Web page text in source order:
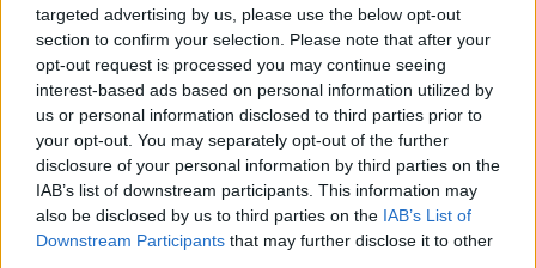
targeted advertising by us, please use the below opt-out
section to confirm your selection. Please note that after your
opt-out request is processed you may continue seeing
interest-based ads based on personal information utilized by
us or personal information disclosed to third parties prior to
your opt-out. You may separately opt-out of the further
disclosure of your personal information by third parties on the
IAB’s list of downstream participants. This information may
also be disclosed by us to third parties on the IAB’s List of
Downstream Participants that may further disclose it to other
Deputatul Adrian GURZĂU, pus sub
CONTROL JUDICIAR. Magistrații au
RESPINS cererea DNA de ARESTARE
preventivă a acestuia